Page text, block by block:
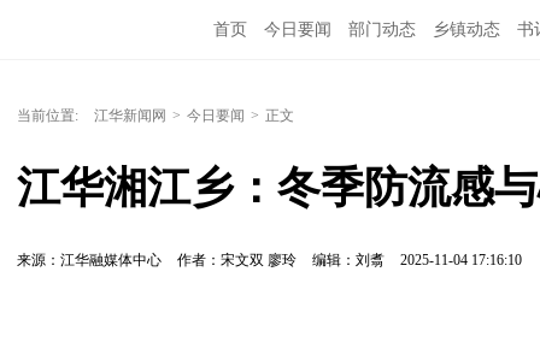
首页 今日要闻 部门动态 乡镇动态 书
当前位置: 江华新闻网 > 今日要闻 > 正文
江华湘江乡：冬季防流感
来源：江华融媒体中心 作者：宋文双 廖玲 编辑：刘翥 2025-11-04 17:16:10